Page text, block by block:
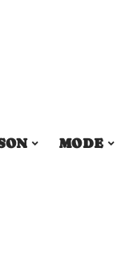
MODE